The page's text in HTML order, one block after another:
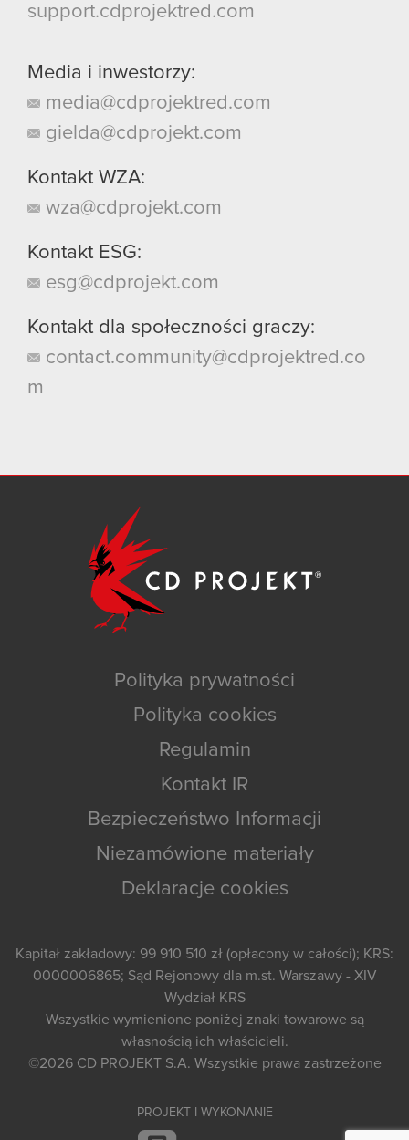
support.cdprojektred.com
Media i inwestorzy:
media@cdprojektred.com
gielda@cdprojekt.com
Kontakt WZA:
wza@cdprojekt.com
Kontakt ESG:
esg@cdprojekt.com
Kontakt dla społeczności graczy:
contact.community@cdprojektred.co
m
Polityka prywatności
Polityka cookies
Regulamin
Kontakt IR
Bezpieczeństwo Informacji
Niezamówione materiały
Deklaracje cookies
Kapitał zakładowy: 99 910 510 zł (opłacony w całości); KRS:
0000006865; Sąd Rejonowy dla m.st. Warszawy - XIV
Wydział KRS
Wszystkie wymienione poniżej znaki towarowe są
własnością ich właścicieli.
©2026 CD PROJEKT S.A. Wszystkie prawa zastrzeżone
PROJEKT I WYKONANIE